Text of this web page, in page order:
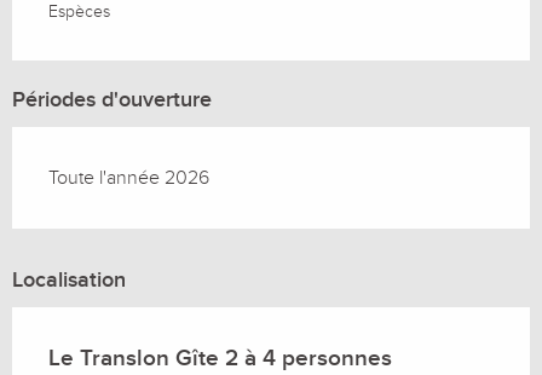
Espèces
Périodes d'ouverture
Toute l'année 2026
Localisation
Le Translon Gîte 2 à 4 personnes